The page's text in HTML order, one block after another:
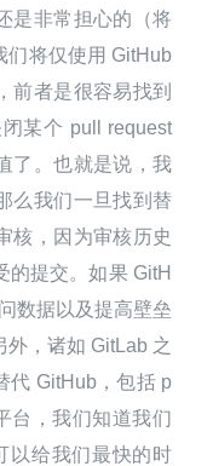
是非常担心的（将
们将仅使用 GitHub
前者是很容易找到
某个 pull request
了。也就是说，我
么我们一旦找到替
核，因为审核历史
的提交。如果 GitH
数据以及提高壁垒
，诸如 GitLab 之
代 GitHub，包括 p
台，我们知道我们
以给我们最快的时